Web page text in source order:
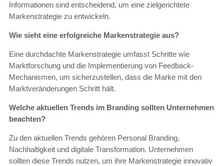
Informationen sind entscheidend, um eine zielgerichtete
Markenstrategie zu entwickeln.
Wie sieht eine erfolgreiche Markenstrategie aus?
Eine durchdachte Markenstrategie umfasst Schritte wie
Marktforschung und die Implementierung von Feedback-
Mechanismen, um sicherzustellen, dass die Marke mit den
Marktveränderungen Schritt hält.
Welche aktuellen Trends im Branding sollten Unternehmen
beachten?
Zu den aktuellen Trends gehören Personal Branding,
Nachhaltigkeit und digitale Transformation. Unternehmen
sollten diese Trends nutzen, um ihre Markenstrategie innovativ